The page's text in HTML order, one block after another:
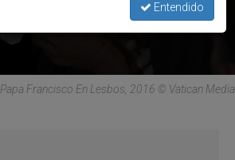
Papa Francisco En Lesbos, 2016 © Vatican Media
Entendido